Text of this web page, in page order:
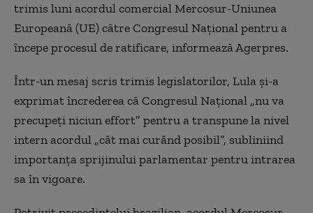
trimis luni acordul comercial Mercosur-Uniunea
Europeană (UE) către Congresul Naţional pentru a
începe procesul de ratificare, informează Agerpres.
Într-un mesaj scris trimis legislatorilor, Lula şi-a
exprimat încrederea că Congresul Naţional „nu va
precupeţi niciun effort” pentru a transpune la nivel
intern acordul „cât mai curând posibil”, subliniind
importanţa sprijinului parlamentar pentru intrarea
sa în vigoare.